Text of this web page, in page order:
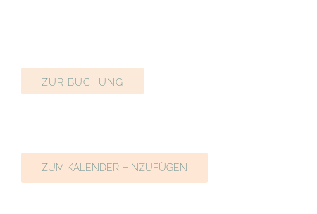
ZUR BUCHUNG
ZUM KALENDER HINZUFÜGEN